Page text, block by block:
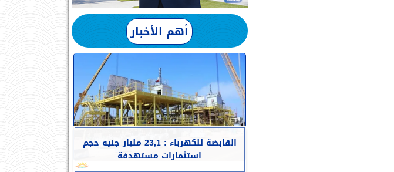
أهم الأخبار
القابضة للكهرباء : 23,1 مليار جنيه حجم
استثمارات مستهدفة